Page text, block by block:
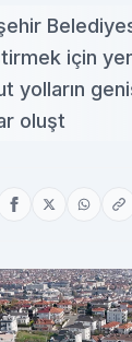
için
yolların
oluşt